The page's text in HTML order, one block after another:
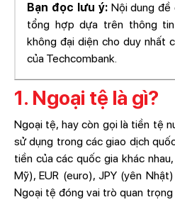
Bạn đọc lưu ý:Nội dung đề
tổng hợp dựa trên thông
không đại diện cho duy nhất
của Techcombank.
1. Ngoại tệ là gì?
Ngoại tệ, hay còn gọi là tiền tệ
sử dụng trong các giao dịch
tiền của các quốc gia khác
Mỹ), EUR (euro), JPY (yên
Ngoại tệ đóng vai trò quan